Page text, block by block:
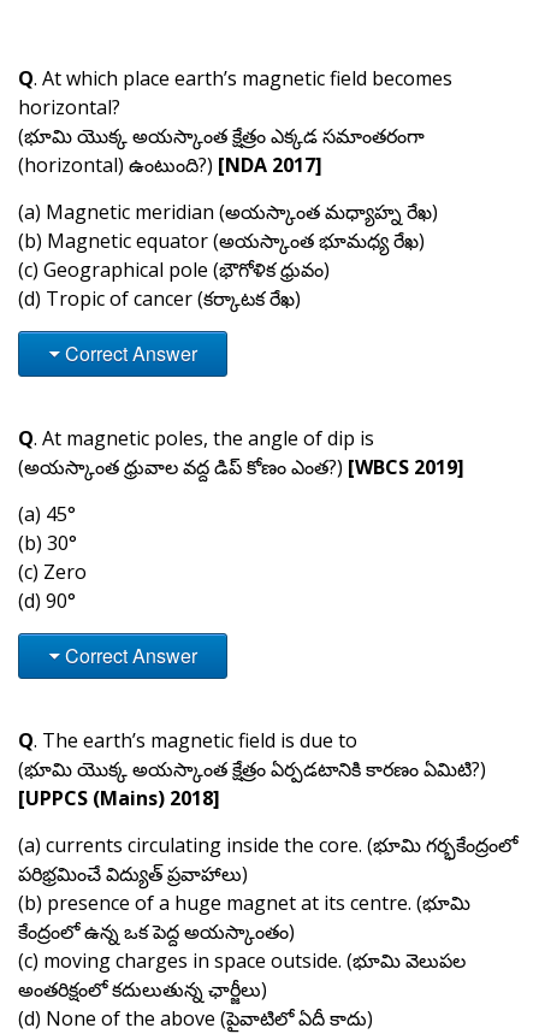
Q. At which place earth’s magnetic field becomes
horizontal?
(భూమి యొక్క అయస్కాంత క్షేత్రం ఎక్కడ సమాంతరంగా
(horizontal) ఉంటుంది?) [NDA 2017]
(a) Magnetic meridian (అయస్కాంత మధ్యాహ్న రేఖ)
(b) Magnetic equator (అయస్కాంత భూమధ్య రేఖ)
(c) Geographical pole (భౌగోళిక ధ్రువం)
(d) Tropic of cancer (కర్కాటక రేఖ)
Correct Answer
Q. At magnetic poles, the angle of dip is
(అయస్కాంత ధ్రువాల వద్ద డిప్ కోణం ఎంత?) [WBCS 2019]
(a) 45°
(b) 30°
(c) Zero
(d) 90°
Correct Answer
Q. The earth’s magnetic field is due to
(భూమి యొక్క అయస్కాంత క్షేత్రం ఏర్పడటానికి కారణం ఏమిటి?)
[UPPCS (Mains) 2018]
(a) currents circulating inside the core. (భూమి గర్భకేంద్రంలో
పరిభ్రమించే విద్యుత్ ప్రవాహాలు)
(b) presence of a huge magnet at its centre. (భూమి
కేంద్రంలో ఉన్న ఒక పెద్ద అయస్కాంతం)
(c) moving charges in space outside. (భూమి వెలుపల
అంతరిక్షంలో కదులుతున్న ఛార్జీలు)
(d) None of the above (పైవాటిలో ఏదీ కాదు)